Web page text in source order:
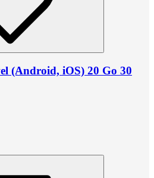
(Android, iOS) 20 Go 30